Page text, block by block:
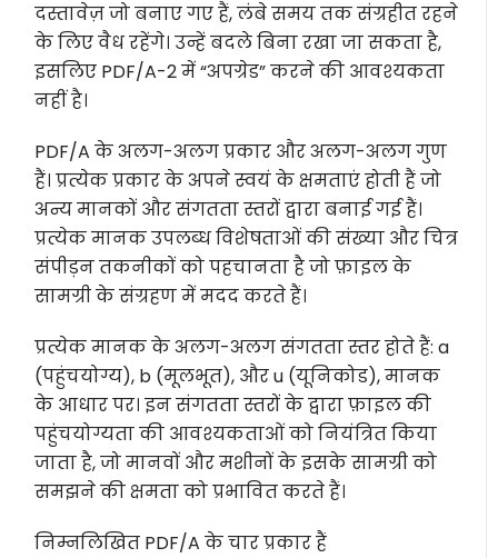
दस्तावेज़ जो बनाए गए हैं, लंबे समय तक संग्रहीत रहने
के लिए वैध रहेंगे। उन्हें बदले बिना रखा जा सकता है,
इसलिए PDF/A-2 में “अपग्रेड” करने की आवश्यकता
नहीं है।
PDF/A के अलग-अलग प्रकार और अलग-अलग गुण
हैं। प्रत्येक प्रकार के अपने स्वयं के क्षमताएं होती हैं जो
अन्य मानकों और संगतता स्तरों द्वारा बनाई गई हैं।
प्रत्येक मानक उपलब्ध विशेषताओं की संख्या और चित्र
संपीड़न तकनीकों को पहचानता है जो फ़ाइल के
सामग्री के संग्रहण में मदद करते हैं।
प्रत्येक मानक के अलग-अलग संगतता स्तर होते हैं: a
(पहुंचयोग्य), b (मूलभूत), और u (यूनिकोड), मानक
के आधार पर। इन संगतता स्तरों के द्वारा फ़ाइल की
पहुंचयोग्यता की आवश्यकताओं को नियंत्रित किया
जाता है, जो मानवों और मशीनों के इसके सामग्री को
समझने की क्षमता को प्रभावित करते हैं।
निम्नलिखित PDF/A के चार प्रकार हैं